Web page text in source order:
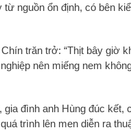
nguồn ổn định, có bên
trăn trở: “Thịt bây
nên miếng nem
gia đình anh Hùng đúc
trình lên men diễn ra